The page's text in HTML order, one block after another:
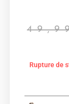
Rupture de